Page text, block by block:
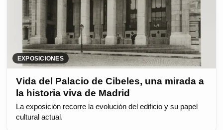
EXPOSICIONES
Vida del Palacio de Cibeles, una mirada a
la historia viva de Madrid
La exposición recorre la evolución del edificio y su papel
cultural actual.